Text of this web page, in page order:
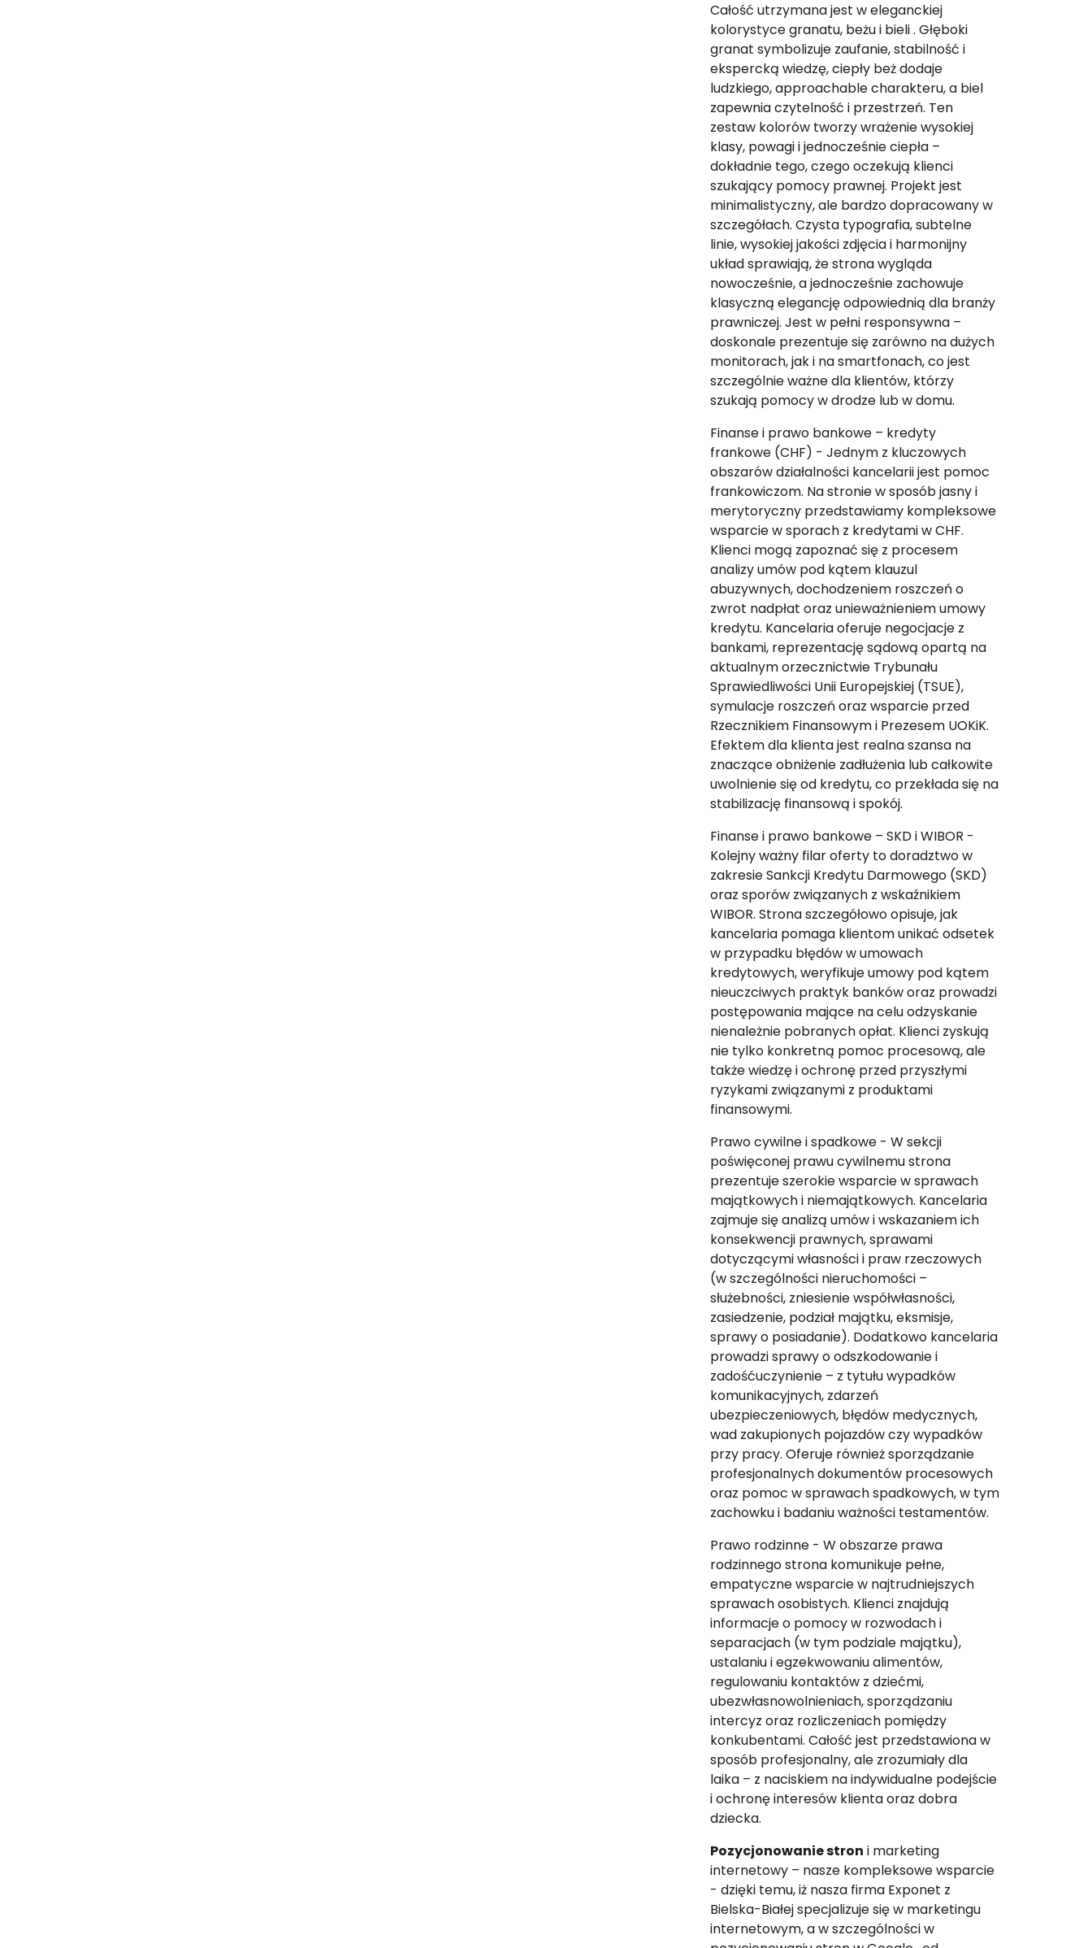
Całość utrzymana jest w eleganckiej
kolorystyce granatu, beżu i bieli . Głęboki
granat symbolizuje zaufanie, stabilność i
ekspercką wiedzę, ciepły beż dodaje
ludzkiego, approachable charakteru, a biel
zapewnia czytelność i przestrzeń. Ten
zestaw kolorów tworzy wrażenie wysokiej
klasy, powagi i jednocześnie ciepła –
dokładnie tego, czego oczekują klienci
szukający pomocy prawnej. Projekt jest
minimalistyczny, ale bardzo dopracowany w
szczegółach. Czysta typografia, subtelne
linie, wysokiej jakości zdjęcia i harmonijny
układ sprawiają, że strona wygląda
nowocześnie, a jednocześnie zachowuje
klasyczną elegancję odpowiednią dla branży
prawniczej. Jest w pełni responsywna –
doskonale prezentuje się zarówno na dużych
monitorach, jak i na smartfonach, co jest
szczególnie ważne dla klientów, którzy
szukają pomocy w drodze lub w domu.
Finanse i prawo bankowe – kredyty
frankowe (CHF) - Jednym z kluczowych
obszarów działalności kancelarii jest pomoc
frankowiczom. Na stronie w sposób jasny i
merytoryczny przedstawiamy kompleksowe
wsparcie w sporach z kredytami w CHF.
Klienci mogą zapoznać się z procesem
analizy umów pod kątem klauzul
abuzywnych, dochodzeniem roszczeń o
zwrot nadpłat oraz unieważnieniem umowy
kredytu. Kancelaria oferuje negocjacje z
bankami, reprezentację sądową opartą na
aktualnym orzecznictwie Trybunału
Sprawiedliwości Unii Europejskiej (TSUE),
symulacje roszczeń oraz wsparcie przed
Rzecznikiem Finansowym i Prezesem UOKiK.
Efektem dla klienta jest realna szansa na
znaczące obniżenie zadłużenia lub całkowite
uwolnienie się od kredytu, co przekłada się na
stabilizację finansową i spokój.
Finanse i prawo bankowe – SKD i WIBOR -
Kolejny ważny filar oferty to doradztwo w
zakresie Sankcji Kredytu Darmowego (SKD)
oraz sporów związanych z wskaźnikiem
WIBOR. Strona szczegółowo opisuje, jak
kancelaria pomaga klientom unikać odsetek
w przypadku błędów w umowach
kredytowych, weryfikuje umowy pod kątem
nieuczciwych praktyk banków oraz prowadzi
postępowania mające na celu odzyskanie
nienależnie pobranych opłat. Klienci zyskują
nie tylko konkretną pomoc procesową, ale
także wiedzę i ochronę przed przyszłymi
ryzykami związanymi z produktami
finansowymi.
Prawo cywilne i spadkowe - W sekcji
poświęconej prawu cywilnemu strona
prezentuje szerokie wsparcie w sprawach
majątkowych i niemajątkowych. Kancelaria
zajmuje się analizą umów i wskazaniem ich
konsekwencji prawnych, sprawami
dotyczącymi własności i praw rzeczowych
(w szczególności nieruchomości –
służebności, zniesienie współwłasności,
zasiedzenie, podział majątku, eksmisje,
sprawy o posiadanie). Dodatkowo kancelaria
prowadzi sprawy o odszkodowanie i
zadośćuczynienie – z tytułu wypadków
komunikacyjnych, zdarzeń
ubezpieczeniowych, błędów medycznych,
wad zakupionych pojazdów czy wypadków
przy pracy. Oferuje również sporządzanie
profesjonalnych dokumentów procesowych
oraz pomoc w sprawach spadkowych, w tym
zachowku i badaniu ważności testamentów.
Prawo rodzinne - W obszarze prawa
rodzinnego strona komunikuje pełne,
empatyczne wsparcie w najtrudniejszych
sprawach osobistych. Klienci znajdują
informacje o pomocy w rozwodach i
separacjach (w tym podziale majątku),
ustalaniu i egzekwowaniu alimentów,
regulowaniu kontaktów z dziećmi,
ubezwłasnowolnieniach, sporządzaniu
intercyz oraz rozliczeniach pomiędzy
konkubentami. Całość jest przedstawiona w
sposób profesjonalny, ale zrozumiały dla
laika – z naciskiem na indywidualne podejście
i ochronę interesów klienta oraz dobra
dziecka.
Pozycjonowanie stron i marketing
internetowy – nasze kompleksowe wsparcie
- dzięki temu, iż nasza firma Exponet z
Bielska-Białej specjalizuje się w marketingu
internetowym, a w szczególności w